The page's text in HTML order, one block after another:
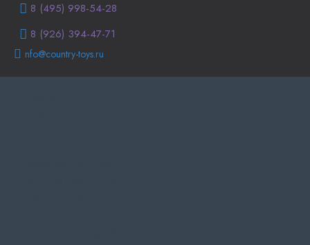
8 (495) 998-54-28
8 (926) 394-47-71
nfo@country-toys.ru